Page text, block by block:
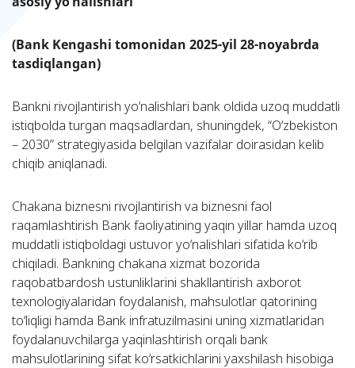
(Bank Kengashi tomonidan 2025-yil 28-noyabrda
tasdiqlangan)
Bankni rivojlantirish yo‘nalishlari bank oldida uzoq muddatli
istiqbolda turgan maqsadlardan, shuningdek, “O‘zbekiston
– 2030” strategiyasida belgilan vazifalar doirasidan kelib
chiqib aniqlanadi.
Chakana biznesni rivojlantirish va biznesni faol
raqamlashtirish Bank faoliyatining yaqin yillar hamda uzoq
muddatli istiqboldagi ustuvor yo‘nalishlari sifatida ko‘rib
chiqiladi. Bankning chakana xizmat bozorida
raqobatbardosh ustunliklarini shakllantirish axborot
texnologiyalaridan foydalanish, mahsulotlar qatorining
to‘liqligi hamda Bank infratuzilmasini uning xizmatlaridan
foydalanuvchilarga yaqinlashtirish orqali bank
mahsulotlarining sifat ko‘rsatkichlarini yaxshilash hisobiga